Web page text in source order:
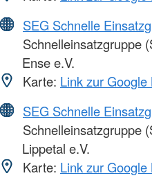
SEG Schnelle
Schnelleinsatzgruppe
Ense e.V.
Karte: Link zur
SEG Schnelle
Schnelleinsatzgruppe
Lippetal e.V.
Karte: Link zur